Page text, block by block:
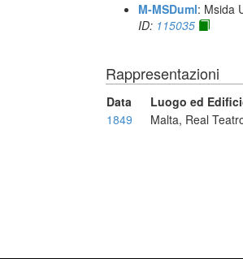
M-MSDuml: Msida
ID: 115035
Rappresentazioni
Data Luogo ed
1849
Malta, Real